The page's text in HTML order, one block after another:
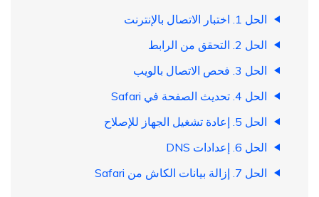
الحل 1. اختبار الاتصال بالإنترنت
الحل 2. التحقق من الرابط
الحل 3. فحص الاتصال بالويب
الحل 4. تحديث الصفحة في Safari
الحل 5. إعادة تشغيل الجهاز للإصلاح
الحل 6. إعدادات DNS
الحل 7. إزالة بيانات الكاش من Safari